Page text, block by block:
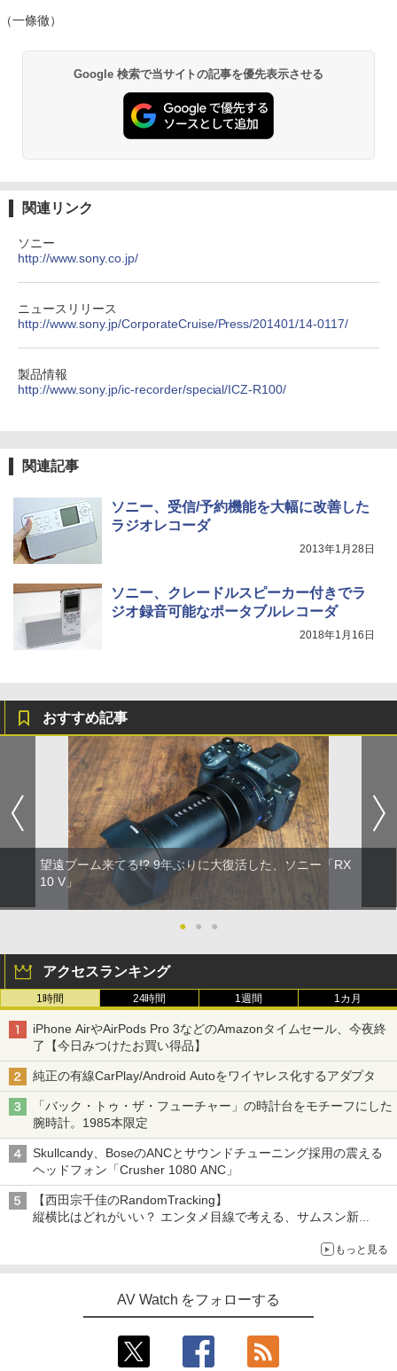
（一條徹）
Google 検索で当サイトの記事を優先表示させる
関連リンク
ソニー
http://www.sony.co.jp/
ニュースリリース
http://www.sony.jp/CorporateCruise/Press/201401/14-0117/
製品情報
http://www.sony.jp/ic-recorder/special/ICZ-R100/
関連記事
ソニー、受信/予約機能を大幅に改善した
ラジオレコーダ
2013年1月28日
ソニー、クレードルスピーカー付きでラ
ジオ録音可能なポータブルレコーダ
2018年1月16日
おすすめ記事
望遠ブーム来てる!? 9年ぶりに大復活した、ソニー「RX
10 V」
● ● ●
アクセスランキング
1時間 24時間 1週間 1カ月
iPhone AirやAirPods Pro 3などのAmazonタイムセール、今夜終
了【今日みつけたお買い得品】
純正の有線CarPlay/Android Autoをワイヤレス化するアダプタ
「バック・トゥ・ザ・フューチャー」の時計台をモチーフにした
腕時計。1985本限定
Skullcandy、BoseのANCとサウンドチューニング採用の震える
ヘッドフォン「Crusher 1080 ANC」
【西田宗千佳のRandomTracking】
縦横比はどれがいい？ エンタメ目線で考える、サムスン新
もっと見る
AV Watch をフォローする